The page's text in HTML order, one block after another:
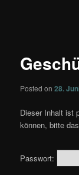
Posted on28.
Dieser Inhalt ist
können, bitte
Passwort: